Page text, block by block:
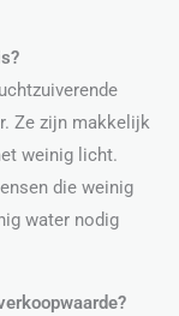
Ze zijn makkelijk
weinig licht.
die weinig
water nodig